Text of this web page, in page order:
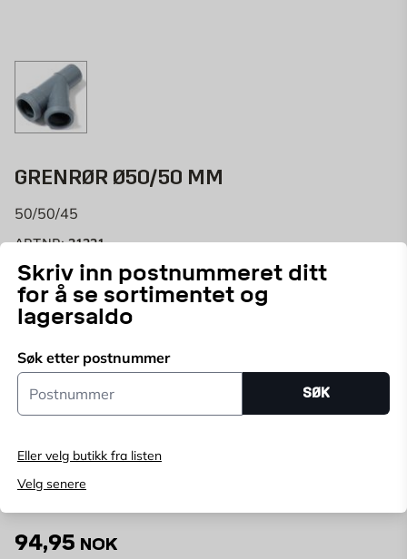
Skriv inn postnummeret ditt
for å se sortimentet og
lagersaldo
Søk etter postnummer
Postnummer
SØK
Eller velg butikk fra listen
Velg senere
GRENRØR Ø50/50 MM
50/50/45
ART.NR:31221
Avløpsrørdel av PP-plast for installasjon innendørs.
Grenrør med dimensjon 50mm og 45 graders gren.
Muffer med gummipakning.
Vis mer
Velg butikk
Velg butikk for å se lagerstatus
Kjøp online, bestill levering i kassen
Angi
94,95 NOK